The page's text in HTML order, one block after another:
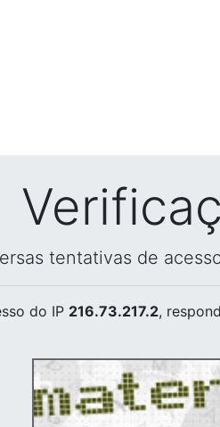
tentativas de
do IP 216.73.217.2,